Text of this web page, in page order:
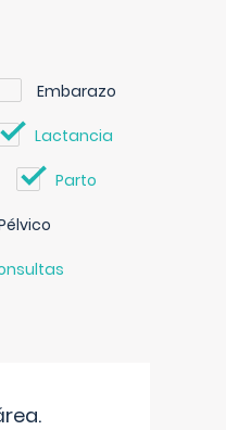
Embarazo
Lactancia
Parto